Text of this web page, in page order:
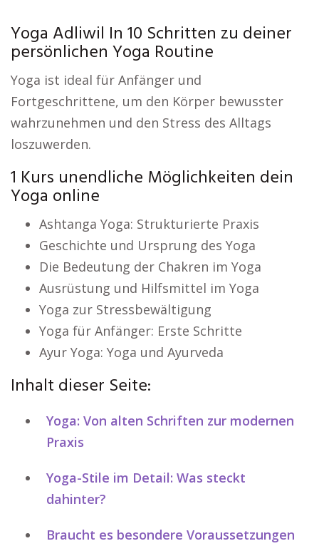
Yoga Adliwil In 10 Schritten zu deiner
persönlichen Yoga Routine
Yoga ist ideal für Anfänger und
Fortgeschrittene, um den Körper bewusster
wahrzunehmen und den Stress des Alltags
loszuwerden.
1 Kurs unendliche Möglichkeiten dein
Yoga online
Ashtanga Yoga: Strukturierte Praxis
Geschichte und Ursprung des Yoga
Die Bedeutung der Chakren im Yoga
Ausrüstung und Hilfsmittel im Yoga
Yoga zur Stressbewältigung
Yoga für Anfänger: Erste Schritte
Ayur Yoga: Yoga und Ayurveda
Inhalt dieser Seite:
Yoga: Von alten Schriften zur modernen
Praxis
Yoga-Stile im Detail: Was steckt
dahinter?
Braucht es besondere Voraussetzungen